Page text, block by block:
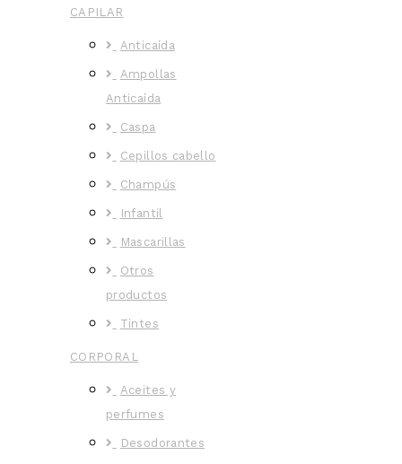
CAPILAR
Anticaída
Ampollas
Anticaída
Caspa
Cepillos cabello
Champús
Infantil
Mascarillas
Otros
productos
Tintes
CORPORAL
Aceites y
perfumes
Desodorantes